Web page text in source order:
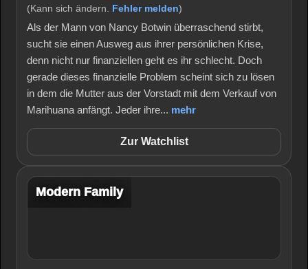
(Kann sich ändern. Fehler melden)
Als der Mann von Nancy Botwin überraschend stirbt,
sucht sie einen Ausweg aus ihrer persönlichen Krise,
denn nicht nur finanziellen geht es ihr schlecht. Doch
gerade dieses finanzielle Problem scheint sich zu lösen
in dem die Mutter aus der Vorstadt mit dem Verkauf von
Marihuana anfängt. Jeder ihre... mehr
Zur Watchlist
Modern Family